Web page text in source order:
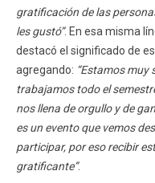
gratificación de las
les gustó”. En esa misma
destacó el significado de
agregando: “Estamos muy
trabajamos todo el
nos llena de orgullo y de
es un evento que vemos
participar, por eso recibir
gratificante”.